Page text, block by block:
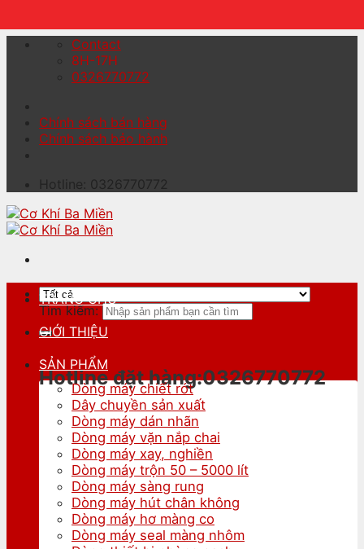
Contact
8H-17H
0326770772
Chính sách bán hàng
Chính sách bảo hành
Hotline: 0326770772
Tìm kiếm:
Hotline đặt hàng:0326770772
TRANG CHỦ
GIỚI THIỆU
SẢN PHẨM
Dòng máy chiết rót
Dây chuyền sản xuất
Dòng máy dán nhãn
Dòng máy vặn nắp chai
Dòng máy xay, nghiền
Dòng máy trộn 50 – 5000 lít
Dòng máy sàng rung
Dòng máy hút chân không
Dòng máy hơ màng co
Dòng máy seal màng nhôm